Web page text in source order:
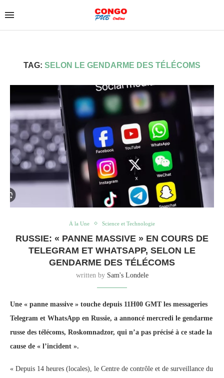
TAG: SELON LE GENDARME DES TÉLÉCOMS
À la Une Science et Technologie
RUSSIE: « PANNE MASSIVE » EN COURS DE
TELEGRAM ET WHATSAPP, SELON LE
GENDARME DES TÉLÉCOMS
written by Sam's Londele
Une « panne massive » touche depuis 11H00 GMT les messageries
Telegram et WhatsApp en Russie, a annoncé mercredi le gendarme
russe des télécoms, Roskomnadzor, qui n’a pas précisé à ce stade la
cause de « l’incident ».
« Depuis 14 heures (locales), le Centre de contrôle et de surveillance du